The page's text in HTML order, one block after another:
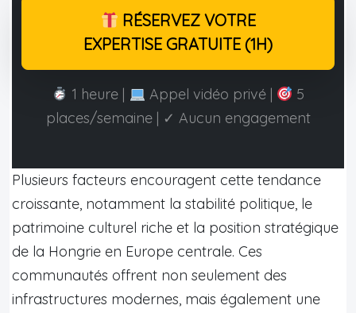
RÉSERVEZ VOTRE
EXPERTISE GRATUITE (1H)
1 heure | Appel vidéo privé |
5
places/semaine | ✓ Aucun engagement
Plusieurs facteurs encouragent cette tendance
croissante, notamment la stabilité politique, le
patrimoine culturel riche et la position stratégique
de la Hongrie en Europe centrale. Ces
communautés offrent non seulement des
infrastructures modernes, mais également une